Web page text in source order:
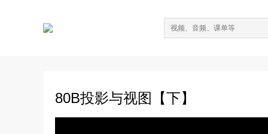
80B投影与视图【下】